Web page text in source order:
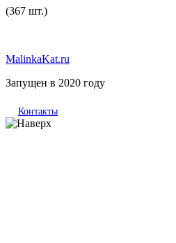
(367 шт.)
MalinkaKat.ru
Запущен в 2020 году
Контакты